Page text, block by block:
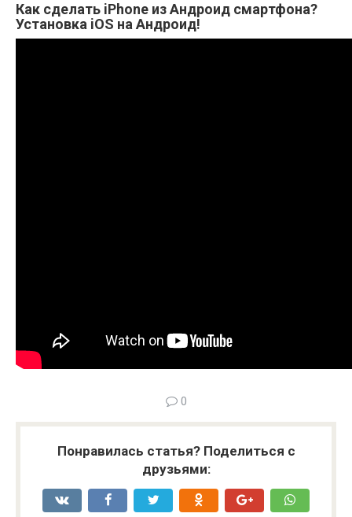
Как сделать iPhone из Андроид смартфона?
Установка iOS на Андроид!
0
Понравилась статья? Поделиться с
друзьями: